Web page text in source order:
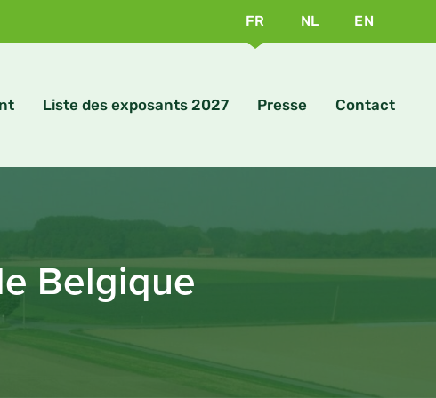
FR NL EN
Liste des exposants 2027 Presse Contact
Belgique